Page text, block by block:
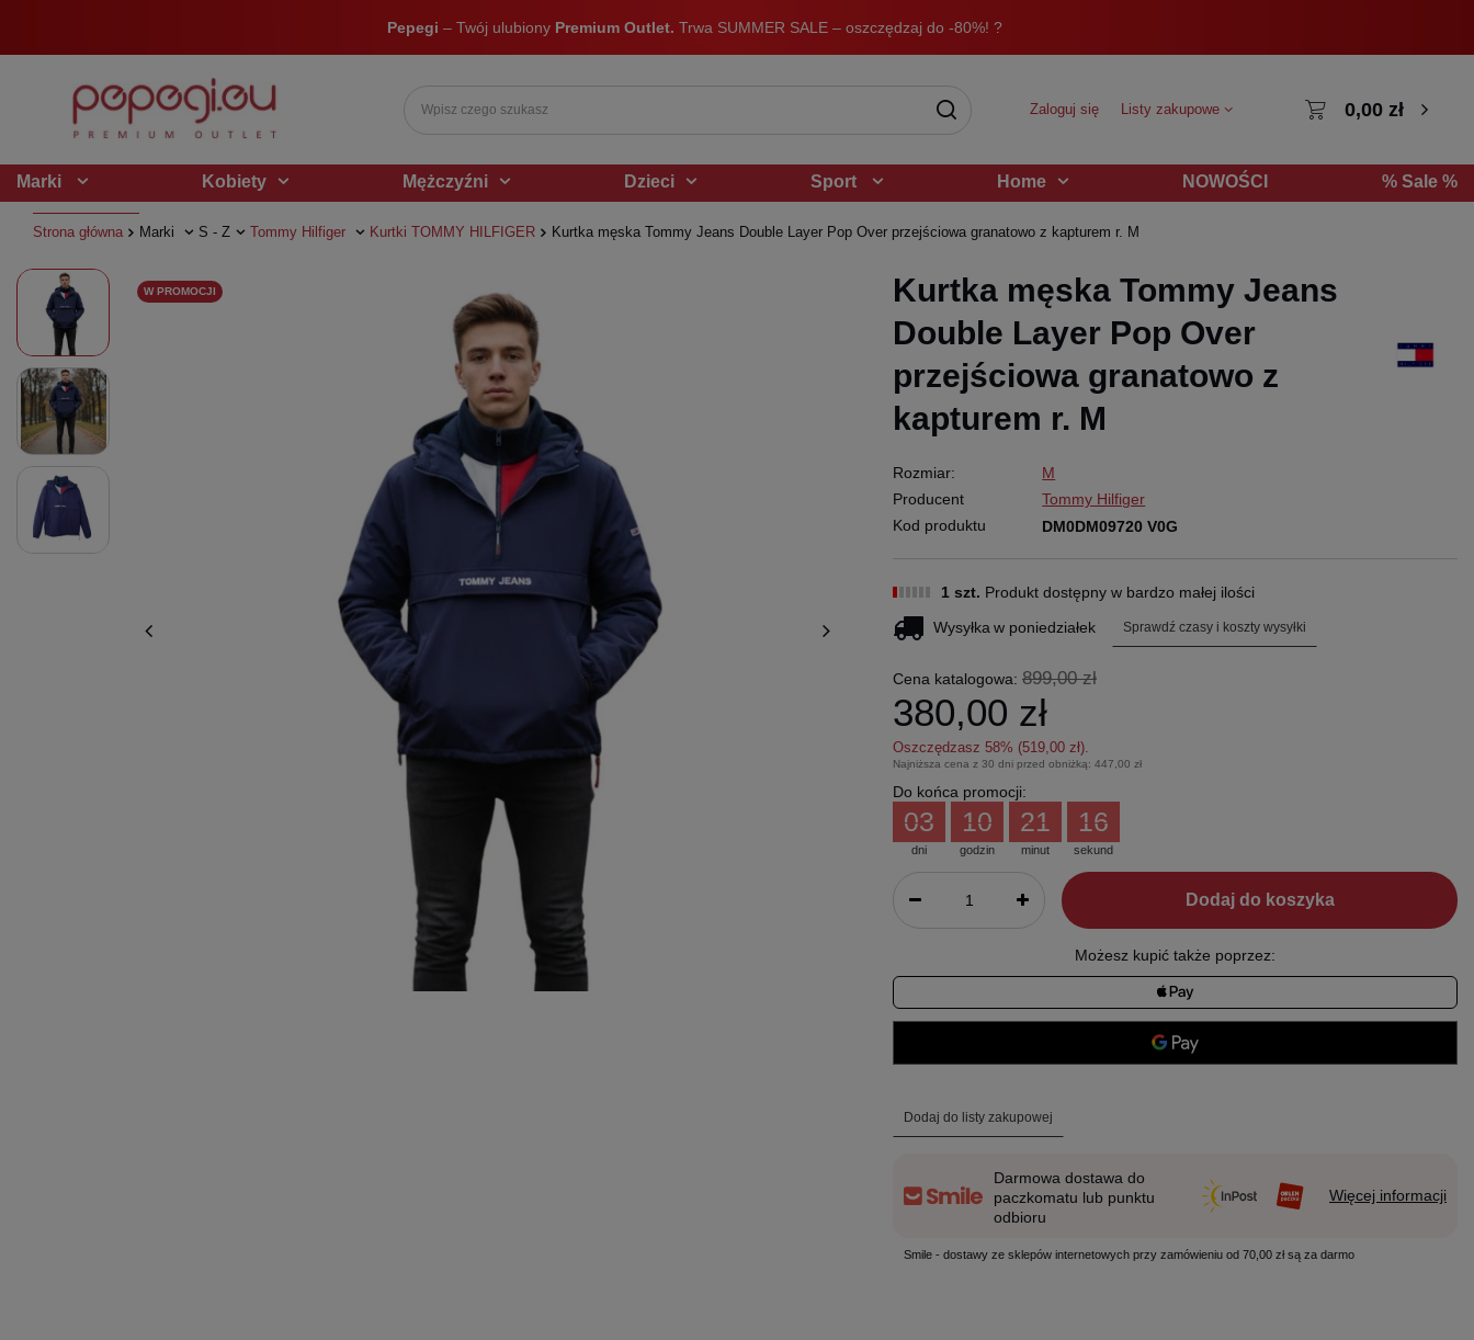
Pepegi – Twój ulubiony Premium Outlet. Trwa SUMMER SALE – oszczędzaj do -80%! ?
Zaloguj się Listy zakupowe 0,00 zł
Marki Kobiety Mężczyźni Dzieci Sport Home NOWOŚCI % Sale %
Strona główna Marki S - Z Tommy Hilfiger Kurtki TOMMY HILFIGER Kurtka męska Tommy Jeans Double Layer Pop Over przejściowa granatowo z kapturem r. M
W PROMOCJI
Kurtka męska Tommy Jeans
Double Layer Pop Over
przejściowa granatowo z
kapturem r. M
Rozmiar:
M
Producent
Tommy Hilfiger
Kod produktu
DM0DM09720 V0G
1 szt. Produkt dostępny w bardzo małej ilości
Wysyłka w poniedziałek Sprawdź czasy i koszty wysyłki
Cena katalogowa: 899,00 zł
380,00 zł
Oszczędzasz 58% (519,00 zł).
Najniższa cena z 30 dni przed obniżką: 447,00 zł
Do końca promocji:
dni
03
godzin
10
minut
21
sekund
15
Dodaj do koszyka
Możesz kupić także poprzez:
Dodaj do listy zakupowej
Darmowa dostawa do
paczkomatu lub punktu
odbioru
Więcej informacji
Smile - dostawy ze sklepów internetowych przy zamówieniu od 70,00 zł są za darmo